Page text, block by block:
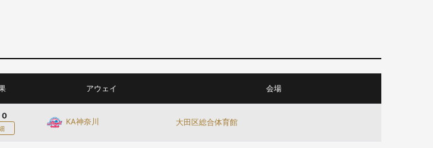
アウェイ 会場
0
KA神奈川 大田区総合体育館